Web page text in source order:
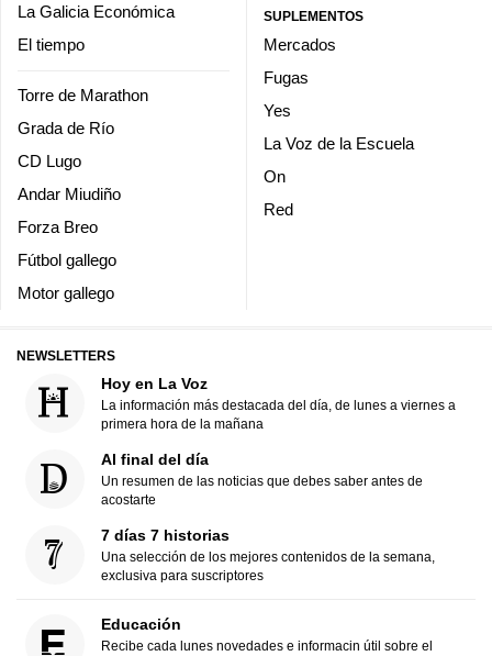
La Galicia Económica
El tiempo
Torre de Marathon
Grada de Río
CD Lugo
Andar Miudiño
Forza Breo
Fútbol gallego
Motor gallego
SUPLEMENTOS
Mercados
Fugas
Yes
La Voz de la Escuela
On
Red
NEWSLETTERS
Hoy en La Voz
La información más destacada del día, de lunes a viernes a
primera hora de la mañana
Al final del día
Un resumen de las noticias que debes saber antes de
acostarte
7 días 7 historias
Una selección de los mejores contenidos de la semana,
exclusiva para suscriptores
Educación
Recibe cada lunes novedades e informacin útil sobre el